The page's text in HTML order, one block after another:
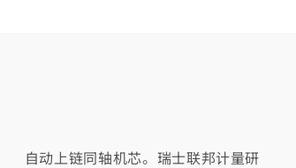
自动上链同轴机芯。瑞士联邦计量研